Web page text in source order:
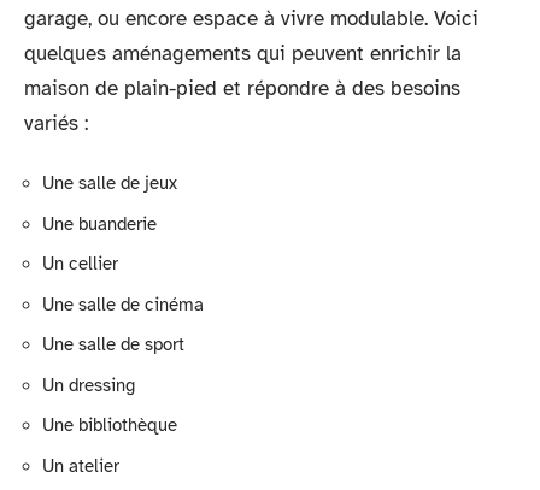
garage, ou encore espace à vivre modulable. Voici
quelques aménagements qui peuvent enrichir la
maison de plain-pied et répondre à des besoins
variés :
Une salle de jeux
Une buanderie
Un cellier
Une salle de cinéma
Une salle de sport
Un dressing
Une bibliothèque
Un atelier